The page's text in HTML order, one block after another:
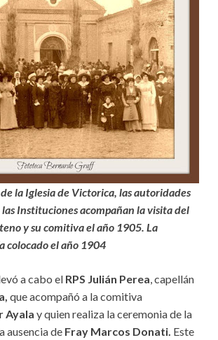
la Iglesia de Victorica, las autoridades
Instituciones acompañan la visita del
y su comitiva el año 1905. La
colocado el año 1904
a cabo el RPS Julián Perea, capellán
que acompañó a la comitiva
Ayala y quien realiza la ceremonia de la
ausencia de Fray Marcos Donati. Este